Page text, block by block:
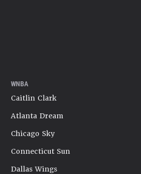
WNBA
Caitlin Clark
Atlanta Dream
Chicago Sky
Connecticut Sun
Dallas Wings